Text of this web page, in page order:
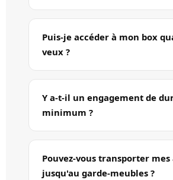
Puis-je accéder à mon box
veux ?
Y a-t-il un engagement de
minimum ?
Pouvez-vous transporter
jusqu'au garde-meubles ?